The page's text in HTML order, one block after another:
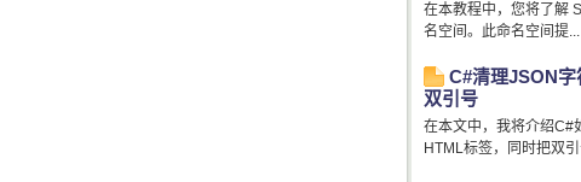
在本教程中，您将了解
名空间。此命名空间提...
C#清理JSON
双引号
在本文中，我将介绍C#
HTML标签，同时把双